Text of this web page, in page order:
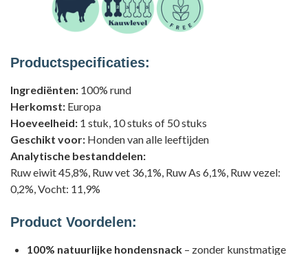
Productspecificaties:
Ingrediënten: 100% rund
Herkomst: Europa
Hoeveelheid: 1 stuk, 10 stuks of 50 stuks
Geschikt voor: Honden van alle leeftijden
Analytische bestanddelen:
Ruw eiwit 45,8%, Ruw vet 36,1%, Ruw As 6,1%, Ruw vezel:
0,2%, Vocht: 11,9%
Product Voordelen:
100% natuurlijke hondensnack – zonder kunstmatige